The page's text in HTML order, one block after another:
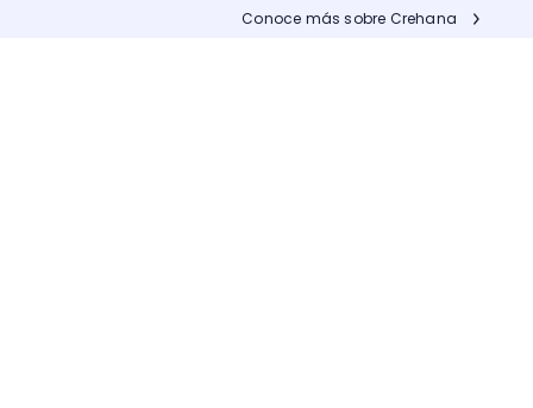
Conoce más sobre Crehana